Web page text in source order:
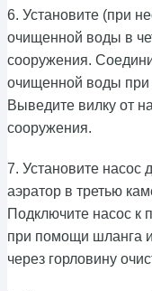
6. Установите (при
очищенной воды в
сооружения.
очищенной воды
Выведите вилку от
сооружения.
7. Установите
аэратор в третью
Подключите насос к
при помощи шланга
через горловину